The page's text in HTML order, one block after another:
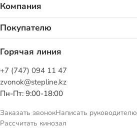
Компания
Покупателю
Горячая линия
+7 (747) 094 11 47
zvonok@stepline.kz
Пн-Пт: 9:00-18:00
Заказать звонокНаписать руководителю
Рассчитать кинозал